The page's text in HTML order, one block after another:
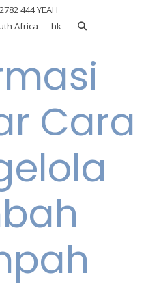
444 YEAH
Africa
hk
Cara